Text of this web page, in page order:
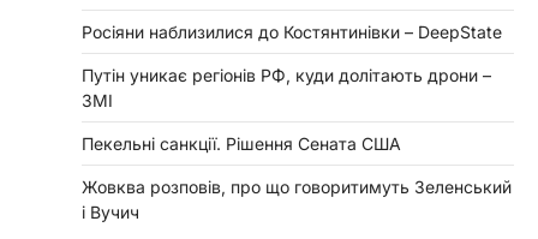
Росіяни наблизилися до Костянтинівки – DeepState
Путін уникає регіонів РФ, куди долітають дрони –
ЗМІ
Пекельні санкції. Рішення Сената США
Жовква розповів, про що говоритимуть Зеленський
і Вучич